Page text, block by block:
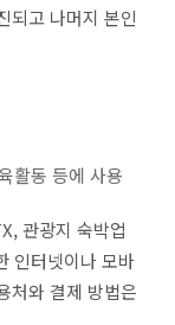
되고 나머지 본인
활동 등에 사용
관광지 숙박업
인터넷이나 모바
처와 결제 방법은